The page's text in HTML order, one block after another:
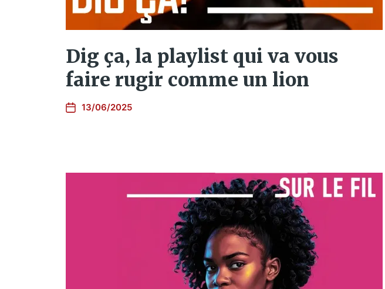
Dig ça, la playlist qui va vous
faire rugir comme un lion
13/06/2025